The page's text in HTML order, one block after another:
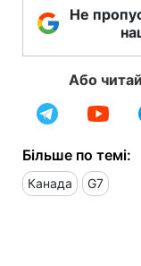
Не
Або
Більше по темі:
Канада G7